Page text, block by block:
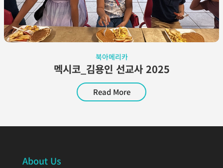
북아메리카
멕시코_김용인 선교사 2025
Read More
About Us